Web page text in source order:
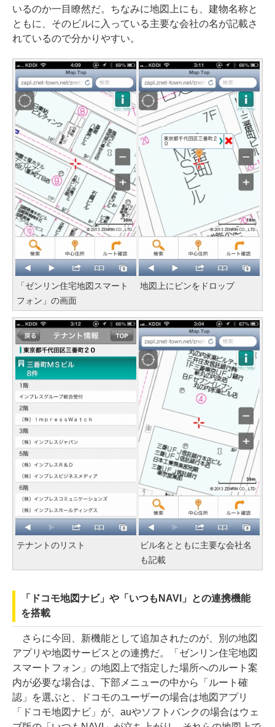
いるのか一目瞭然だ。ちなみに地図上にも、建物名称と
ともに、そのビルに入っている主要な会社の名が記載さ
れているので分かりやすい。
「ゼンリン住宅地図スマート
フォン」の画面
地図上にピンをドロップ
テナントのリスト
ビル名とともに主要な会社名
も記載
「ドコモ地図ナビ」や「いつもNAVI」との連携機能
を搭載
さらに今回、新機能として追加されたのが、別の地図
アプリや地図サービスとの連携だ。「ゼンリン住宅地図
スマートフォン」の地図上で指定した場所へのルート案
内が必要な場合は、下部メニューの中から「ルート確
認」を選ぶと、ドコモのユーザーの場合は地図アプリ
「ドコモ地図ナビ」が、auやソフトバンクの場合はウェ